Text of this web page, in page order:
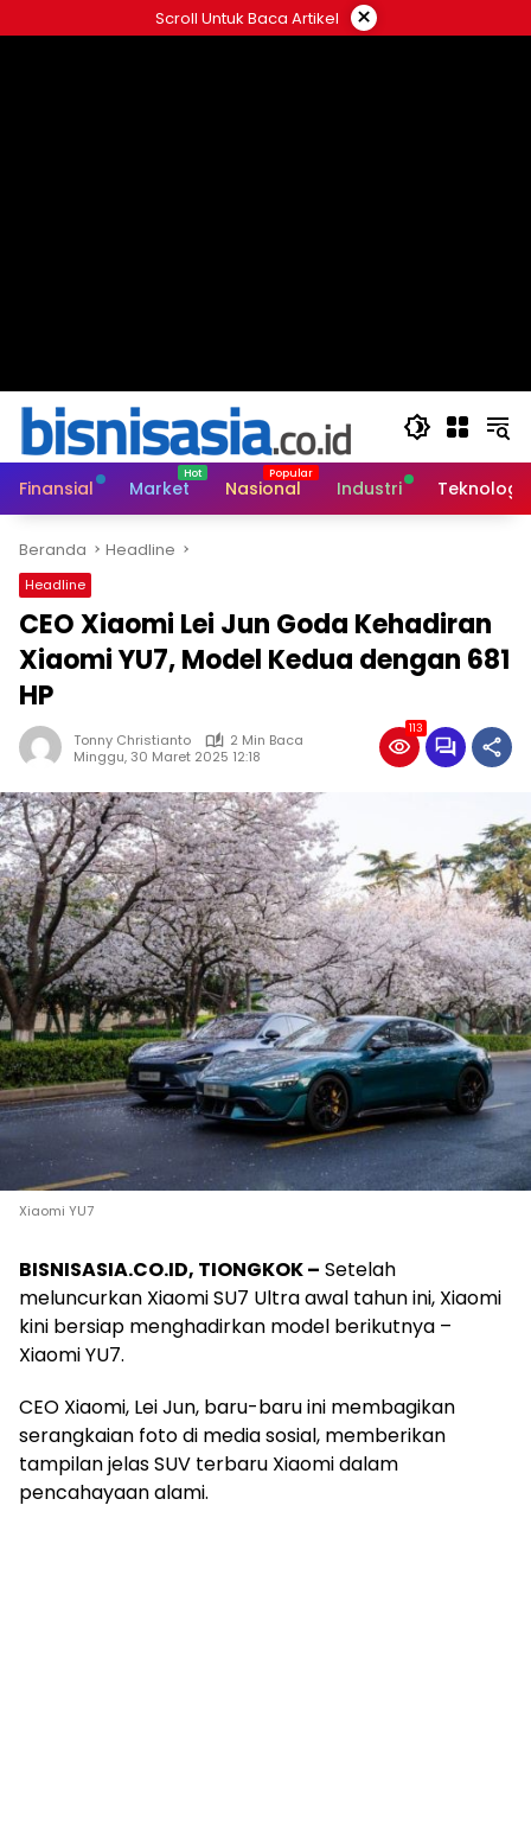
ke
Scroll Untuk Baca Artikel ×
Finansial Market Nasional Industri Teknologi
Beranda Headline
Headline
CEO Xiaomi Lei Jun Goda Kehadiran
Xiaomi YU7, Model Kedua dengan 681
HP
Tonny Christianto
2 Min Baca
Minggu, 30 Maret 2025 12:18
113
Xiaomi YU7
BISNISASIA.CO.ID, TIONGKOK – Setelah
meluncurkan Xiaomi SU7 Ultra awal tahun ini, Xiaomi
kini bersiap menghadirkan model berikutnya –
Xiaomi YU7.
CEO Xiaomi, Lei Jun, baru-baru ini membagikan
serangkaian foto di media sosial, memberikan
tampilan jelas SUV terbaru Xiaomi dalam
pencahayaan alami.